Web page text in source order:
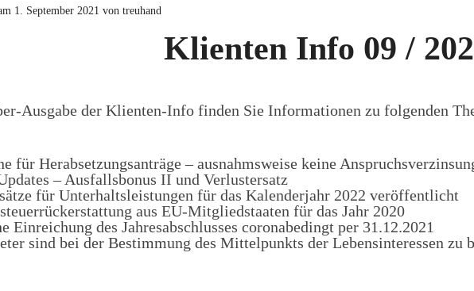
1. September 2021 von treuhand
Klienten Info 09 /
-Ausgabe der Klienten-Info finden Sie Informationen zu folgenden
für Herabsetzungsanträge – ausnahmsweise keine
– Ausfallsbonus II und Verlustersatz
für Unterhaltsleistungen für das Kalenderjahr 2022 veröffentlicht
aus EU-Mitgliedstaaten für das Jahr 2020
Einreichung des Jahresabschlusses coronabedingt per 31.12.2021
sind bei der Bestimmung des Mittelpunkts der Lebensinteressen zu